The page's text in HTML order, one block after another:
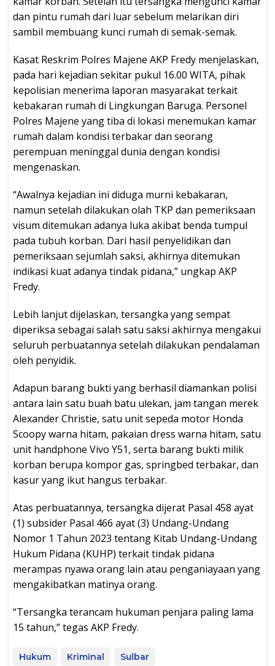
dan pintu rumah dari luar sebelum melarikan diri
sambil membuang kunci rumah di semak-semak.
Kasat Reskrim Polres Majene AKP Fredy menjelaskan,
pada hari kejadian sekitar pukul 16.00 WITA, pihak
kepolisian menerima laporan masyarakat terkait
kebakaran rumah di Lingkungan Baruga. Personel
Polres Majene yang tiba di lokasi menemukan kamar
rumah dalam kondisi terbakar dan seorang
perempuan meninggal dunia dengan kondisi
mengenaskan.
“Awalnya kejadian ini diduga murni kebakaran,
namun setelah dilakukan olah TKP dan pemeriksaan
visum ditemukan adanya luka akibat benda tumpul
pada tubuh korban. Dari hasil penyelidikan dan
pemeriksaan sejumlah saksi, akhirnya ditemukan
indikasi kuat adanya tindak pidana,” ungkap AKP
Fredy.
Lebih lanjut dijelaskan, tersangka yang sempat
diperiksa sebagai salah satu saksi akhirnya mengakui
seluruh perbuatannya setelah dilakukan pendalaman
oleh penyidik.
Adapun barang bukti yang berhasil diamankan polisi
antara lain satu buah batu ulekan, jam tangan merek
Alexander Christie, satu unit sepeda motor Honda
Scoopy warna hitam, pakaian dress warna hitam, satu
unit handphone Vivo Y51, serta barang bukti milik
korban berupa kompor gas, springbed terbakar, dan
kasur yang ikut hangus terbakar.
Atas perbuatannya, tersangka dijerat Pasal 458 ayat
(1) subsider Pasal 466 ayat (3) Undang-Undang
Nomor 1 Tahun 2023 tentang Kitab Undang-Undang
Hukum Pidana (KUHP) terkait tindak pidana
merampas nyawa orang lain atau penganiayaan yang
mengakibatkan matinya orang.
“Tersangka terancam hukuman penjara paling lama
15 tahun,” tegas AKP Fredy.
Hukum Kriminal Sulbar